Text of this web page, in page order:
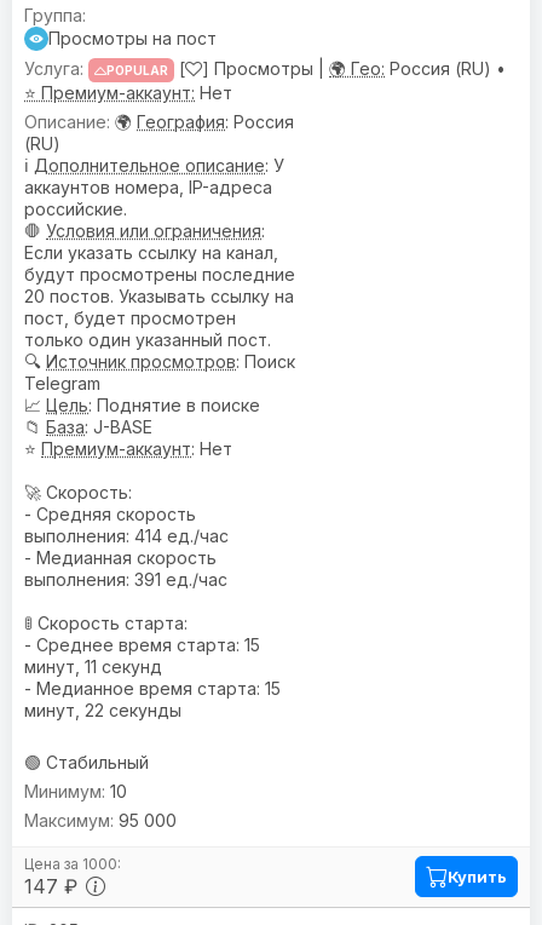
Просмотры на пост
POPULAR [ ] Просмотры | 🌍 Гео: Россия (RU) •
⭐ Премиум-аккаунт: Нет
🌍 География: Россия
(RU)
ℹ️ Дополнительное описание: У
аккаунтов номера, IP-адреса
российские.
🛑 Условия или ограничения:
Если указать ссылку на канал,
будут просмотрены последние
20 постов. Указывать ссылку на
пост, будет просмотрен
только один указанный пост.
🔍 Источник просмотров: Поиск
Telegram
📈 Цель: Поднятие в поиске
📁 База: J-BASE
⭐ Премиум-аккаунт: Нет
🚀 Скорость:
- Средняя скорость
выполнения: 414 ед./час
- Медианная скорость
выполнения: 391 ед./час
🚦 Скорость старта:
- Среднее время старта: 15
минут, 11 секунд
- Медианное время старта: 15
минут, 22 секунды
🟢 Стабильный
147 ₽
10
95 000
Купить